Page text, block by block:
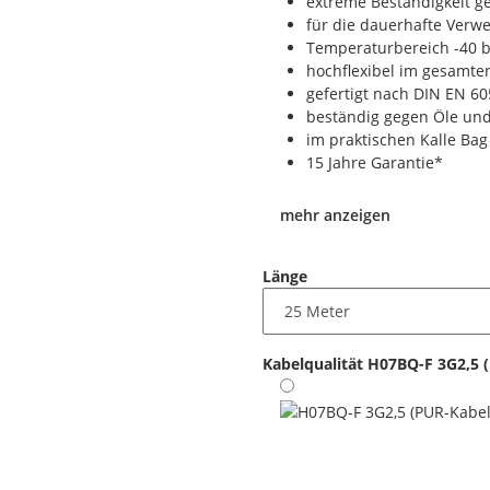
für die dauerhafte
Temperaturbereich -40
hochflexibel im
gefertigt nach DIN EN
beständig gegen Öle
im praktischen Kalle Bag
15 Jahre Garantie*
mehr anzeigen
Länge
Kabelqualität H07BQ-F 3G2,5